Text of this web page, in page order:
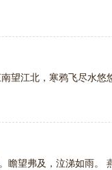
望江北，寒鸦飞尽水悠
瞻望弗及，泣涕如雨。